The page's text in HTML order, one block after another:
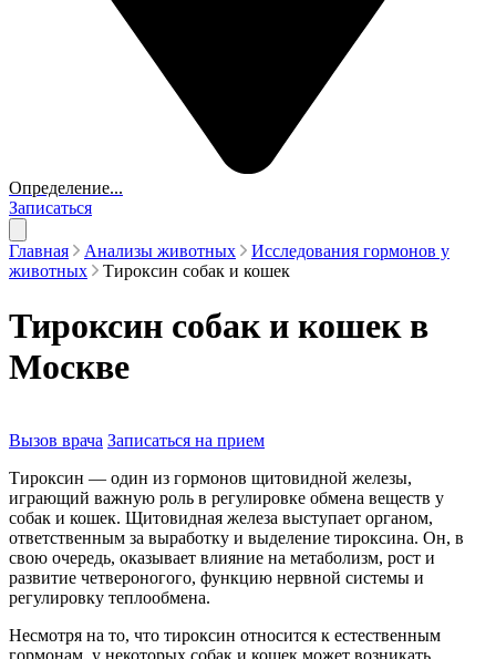
Определение...
Записаться
Главная Анализы животных
Исследования гормонов у
животных
Тироксин собак и кошек
Тироксин собак и кошек в
Москве
Вызов врача Записаться на прием
Тироксин — один из гормонов щитовидной железы,
играющий важную роль в регулировке обмена веществ у
собак и кошек. Щитовидная железа выступает органом,
ответственным за выработку и выделение тироксина. Он, в
свою очередь, оказывает влияние на метаболизм, рост и
развитие четвероногого, функцию нервной системы и
регулировку теплообмена.
Несмотря на то, что тироксин относится к естественным